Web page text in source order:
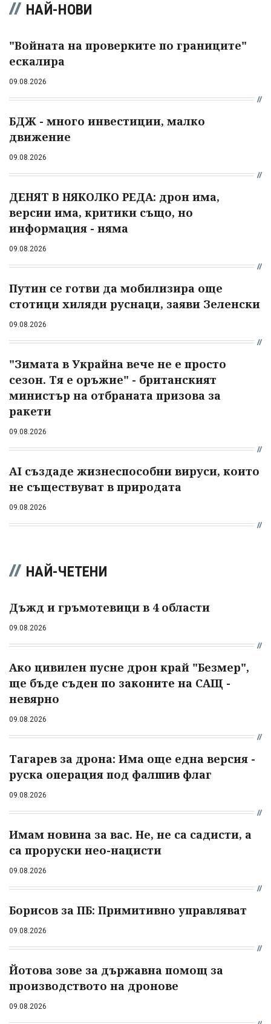
НАЙ-НОВИ
"Войната на проверките по границите"
ескалира
09.08.2026
БДЖ - много инвестиции, малко
движение
09.08.2026
ДЕНЯТ В НЯКОЛКО РЕДА: дрон има,
версии има, критики също, но
информация - няма
09.08.2026
Путин се готви да мобилизира още
стотици хиляди руснаци, заяви Зеленски
09.08.2026
"Зимата в Украйна вече не е просто
сезон. Тя е оръжие" - британският
министър на отбраната призова за
ракети
09.08.2026
AI създаде жизнеспособни вируси, които
не съществуват в природата
09.08.2026
НАЙ-ЧЕТЕНИ
Дъжд и гръмотевици в 4 области
09.08.2026
Ако цивилен пусне дрон край "Безмер",
ще бъде съден по законите на САЩ -
невярно
09.08.2026
Тагарев за дрона: Има още една версия -
руска операция под фалшив флаг
09.08.2026
Имам новина за вас. Не, не са садисти, а
са проруски нео-нацисти
09.08.2026
Борисов за ПБ: Примитивно управляват
09.08.2026
Йотова зове за държавна помощ за
производството на дронове
09.08.2026